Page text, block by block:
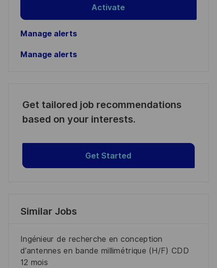
Activate
Manage alerts
Manage alerts
Get tailored job recommendations
based on your interests.
Get Started
Similar Jobs
Ingénieur de recherche en conception
d’antennes en bande millimétrique (H/F) CDD
12 mois